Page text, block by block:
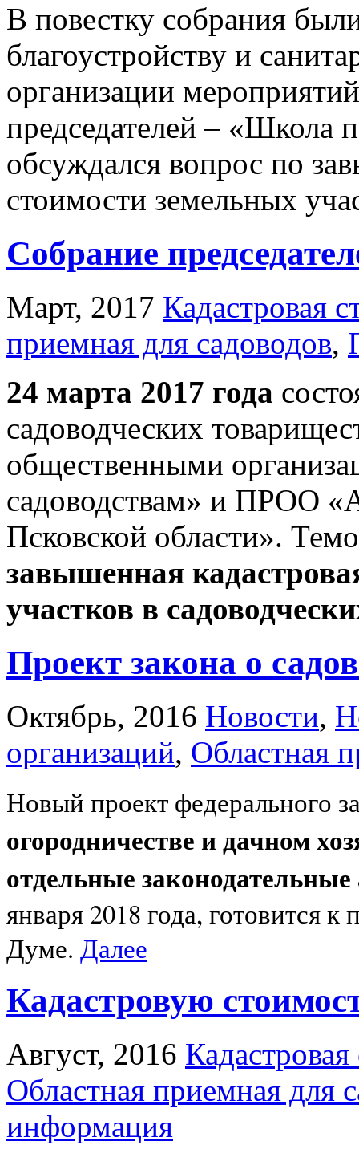
В повестку собрания
благоустройству и
организации
председателей – «Школа
обсуждался вопрос по
стоимости земельных
Собрание
Март, 2017 Кадастровая
приемная для садоводов,
24 марта 2017 года
садоводческих
общественными
садоводствам» и ПРОО
Псковской области».
завышенная
участков в
Проект закона о
Октябрь, 2016 Новости,
организаций, Областная
Новый проект федерального
огородничестве и дачном
отдельные
января 2018 года, готовится
Думе. Далее
Кадастровую
Август, 2016
Областная приемная для
информация